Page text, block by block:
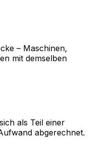
– Maschinen,
mit demselben
als Teil einer
abgerechnet.